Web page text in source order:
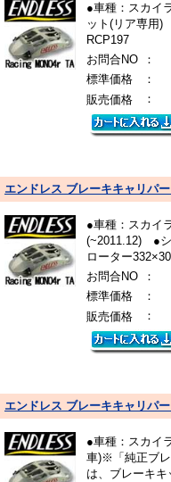
●車種：スカイ
ット(リア専用
RCP197
お問合NO
：
標準価格
：
販売価格
：
エンドレス ブレーキキャリパ
●車種：スカイ
(~2011.12) ●
ローター
お問合NO
：
標準価格
：
販売価格
：
エンドレス ブレーキキャリパ
●車種：スカイ
車)※「純正ブ
は、ブレーキキ